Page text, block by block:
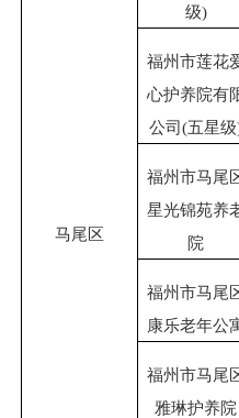
马尾区
级)
福州市莲花
心护养院有
公司(五星
福州市马尾
星光锦苑养
院
福州市马尾
康乐老年公
福州市马尾
雅琳护养院